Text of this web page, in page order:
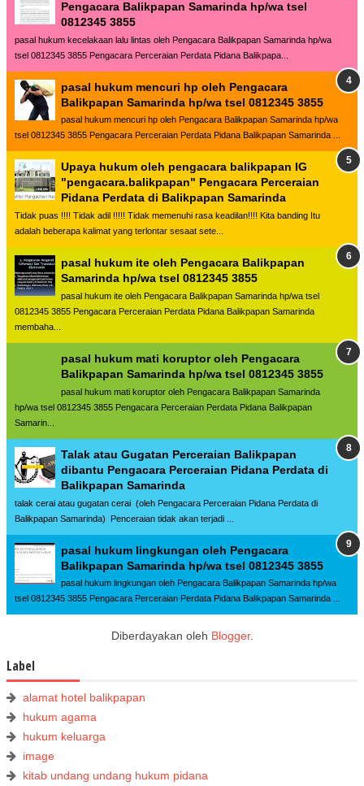
Pengacara Balikpapan Samarinda hp/wa tsel
0812345 3855
pasal hukum kecelakaan lalu lintas oleh Pengacara Balikpapan Samarinda hp/wa
tsel 0812345 3855 Pengacara Perceraian Perdata Pidana Balikpapa...
pasal hukum mencuri hp oleh Pengacara
Balikpapan Samarinda hp/wa tsel 0812345 3855
pasal hukum mencuri hp oleh Pengacara Balikpapan Samarinda hp/wa
tsel 0812345 3855 Pengacara Perceraian Perdata Pidana Balikpapan Samarinda ...
Upaya hukum oleh pengacara balikpapan IG
"pengacara.balikpapan" Pengacara Perceraian
Pidana Perdata di Balikpapan Samarinda
Tidak puas !!!! Tidak adil !!!!! Tidak memenuhi rasa keadilan!!!! Kita banding Itu
adalah beberapa kalimat yang terlontar sesaat sete...
pasal hukum ite oleh Pengacara Balikpapan
Samarinda hp/wa tsel 0812345 3855
pasal hukum ite oleh Pengacara Balikpapan Samarinda hp/wa tsel
0812345 3855 Pengacara Perceraian Perdata Pidana Balikpapan Samarinda
membaha...
pasal hukum mati koruptor oleh Pengacara
Balikpapan Samarinda hp/wa tsel 0812345 3855
pasal hukum mati koruptor oleh Pengacara Balikpapan Samarinda
hp/wa tsel 0812345 3855 Pengacara Perceraian Perdata Pidana Balikpapan
Samarin...
Talak atau Gugatan Perceraian Balikpapan
dibantu Pengacara Perceraian Pidana Perdata di
Balikpapan Samarinda
talak cerai atau gugatan cerai (oleh Pengacara Perceraian Pidana Perdata di
Balikpapan Samarinda) Penceraian tidak akan terjadi ...
pasal hukum lingkungan oleh Pengacara
Balikpapan Samarinda hp/wa tsel 0812345 3855
pasal hukum lingkungan oleh Pengacara Balikpapan Samarinda hp/wa
tsel 0812345 3855 Pengacara Perceraian Perdata Pidana Balikpapan Samarinda ...
Diberdayakan oleh Blogger.
Label
alamat hotel balikpapan
hukum agama
hukum keluarga
image
kitab undang undang hukum pidana